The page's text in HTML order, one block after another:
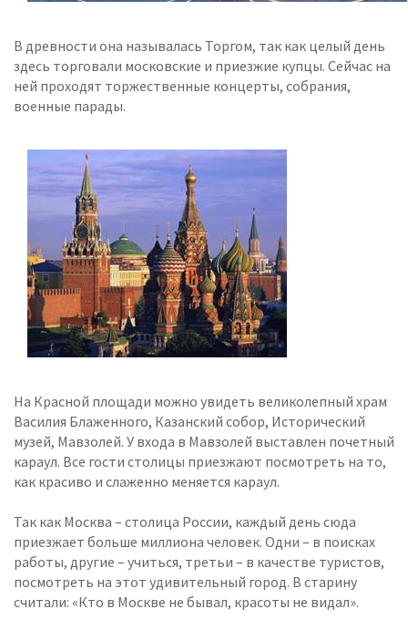
В древности она называлась Торгом, так как целый день
здесь торговали московские и приезжие купцы. Сейчас на
ней проходят торжественные концерты, собрания,
военные парады.
На Красной площади можно увидеть великолепный храм
Василия Блаженного, Казанский собор, Исторический
музей, Мавзолей. У входа в Мавзолей выставлен почетный
караул. Все гости столицы приезжают посмотреть на то,
как красиво и слаженно меняется караул.
Так как Москва – столица России, каждый день сюда
приезжает больше миллиона человек. Одни – в поисках
работы, другие – учиться, третьи – в качестве туристов,
посмотреть на этот удивительный город. В старину
считали: «Кто в Москве не бывал, красоты не видал».